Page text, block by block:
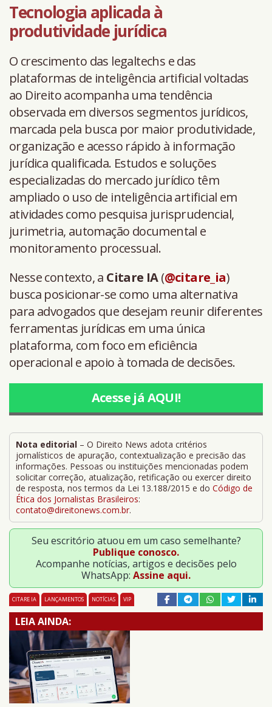
Tecnologia aplicada à
produtividade jurídica
O crescimento das legaltechs e das
plataformas de inteligência artificial voltadas
ao Direito acompanha uma tendência
observada em diversos segmentos jurídicos,
marcada pela busca por maior produtividade,
organização e acesso rápido à informação
jurídica qualificada. Estudos e soluções
especializadas do mercado jurídico têm
ampliado o uso de inteligência artificial em
atividades como pesquisa jurisprudencial,
jurimetria, automação documental e
monitoramento processual.
Nesse contexto, a Citare IA(@citare_ia)
busca posicionar-se como uma alternativa
para advogados que desejam reunir diferentes
ferramentas jurídicas em uma única
plataforma, com foco em eficiência
operacional e apoio à tomada de decisões.
Acesse já AQUI!
Nota editorial – O Direito News adota critérios
jornalísticos de apuração, contextualização e precisão das
informações. Pessoas ou instituições mencionadas podem
solicitar correção, atualização, retificação ou exercer direito
de resposta, nos termos da Lei 13.188/2015 e do Código de
Ética dos Jornalistas Brasileiros:
contato@direitonews.com.br.
Seu escritório atuou em um caso semelhante?
Publique conosco.
Acompanhe notícias, artigos e decisões pelo
WhatsApp: Assine aqui.
CITARE IA LANÇAMENTOS NOTÍCIAS VIP
LEIA AINDA: